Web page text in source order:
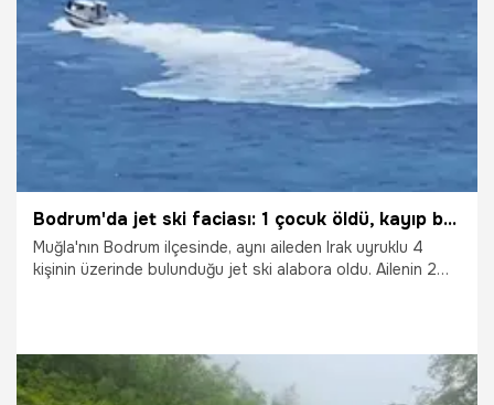
25.07.2026 Gündem
Bodrum'da jet ski faciası: 1 çocuk öldü, kayıp baba ile diğer kızı aranıyor
Muğla'nın Bodrum ilçesinde, aynı aileden Irak uyruklu 4
kişinin üzerinde bulunduğu jet ski alabora oldu. Ailenin 2